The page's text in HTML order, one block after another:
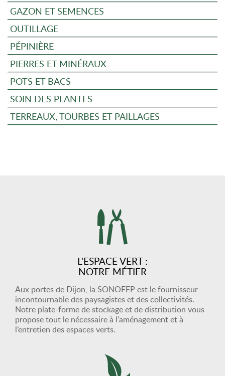
GAZON ET SEMENCES
OUTILLAGE
PÉPINIÈRE
PIERRES ET MINÉRAUX
POTS ET BACS
SOIN DES PLANTES
TERREAUX, TOURBES ET PAILLAGES
L'ESPACE VERT :
NOTRE MÉTIER
Aux portes de Dijon, la SONOFEP est le fournisseur
incontournable des paysagistes et des collectivités.
Notre plate-forme de stockage et de distribution vous
propose tout le nécessaire à l’aménagement et à
l’entretien des espaces verts.